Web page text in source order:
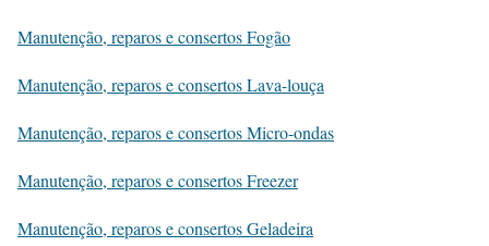
Manutenção, reparos e consertos Fogão
Manutenção, reparos e consertos Lava-louça
Manutenção, reparos e consertos Micro-ondas
Manutenção, reparos e consertos Freezer
Manutenção, reparos e consertos Geladeira